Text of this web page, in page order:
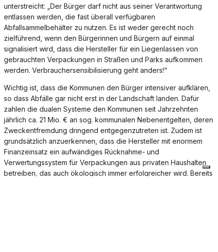
unterstreicht: „Der Bürger darf nicht aus seiner Verantwortung
entlassen werden, die fast überall verfügbaren
Abfallsammelbehälter zu nutzen. Es ist weder gerecht noch
zielführend, wenn den Bürgerinnen und Bürgern auf einmal
signalisiert wird, dass die Hersteller für ein Liegenlassen von
gebrauchten Verpackungen in Straßen und Parks aufkommen
werden. Verbrauchersensibilisierung geht anders!“
Wichtig ist, dass die Kommunen den Bürger intensiver aufklären,
so dass Abfälle gar nicht erst in der Landschaft landen. Dafür
zahlen die dualen Systeme den Kommunen seit Jahrzehnten
jährlich ca. 21 Mio. € an sog. kommunalen Nebenentgelten, deren
Zweckentfremdung dringend entgegenzutreten ist. Zudem ist
grundsätzlich anzuerkennen, dass die Hersteller mit enormem
Finanzeinsatz ein aufwändiges Rücknahme- und
Verwertungssystem für Verpackungen aus privaten Haushalten
betreiben, das auch ökologisch immer erfolgreicher wird. Bereits